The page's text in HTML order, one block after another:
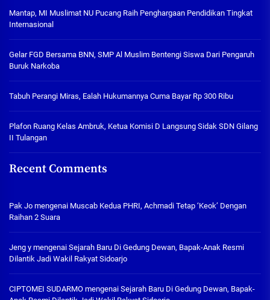
Mantap, MI Muslimat NU Pucang Raih Penghargaan Pendidikan Tingkat
Internasional
Gelar FGD Bersama BNN, SMP Al Muslim Bentengi Siswa Dari Pengaruh
Buruk Narkoba
Tabuh Perangi Miras, Ealah Hukumannya Cuma Bayar Rp 300 Ribu
Plafon Ruang Kelas Ambruk, Ketua Komisi D Langsung Sidak SDN Gilang
II Tulangan
Recent Comments
Pak Jo mengenai Muscab Kedua PHRI, Achmadi Tetap ‘Keok’ Dengan
Raihan 2 Suara
Jeng y mengenai Sejarah Baru Di Gedung Dewan, Bapak-Anak Resmi
Dilantik Jadi Wakil Rakyat Sidoarjo
CIPTOMEI SUDARMO mengenai Sejarah Baru Di Gedung Dewan, Bapak-